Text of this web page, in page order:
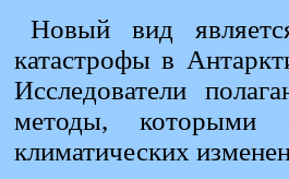
Новый вид
катастрофы в
Исследователи
методы, которыми
климатических